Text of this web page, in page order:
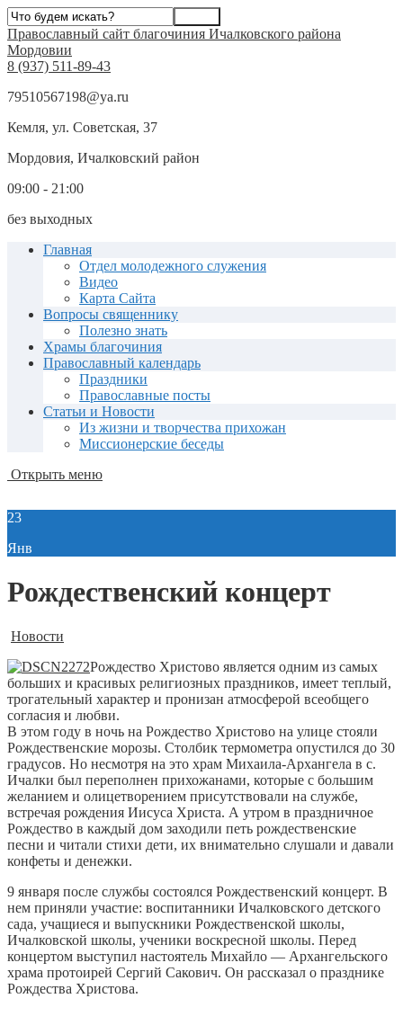
Православный сайт благочиния Ичалковского района
Мордовии
8 (937) 511-89-43
79510567198@ya.ru
Кемля, ул. Советская, 37
Мордовия, Ичалковский район
09:00 - 21:00
без выходных
Главная
Отдел молодежного служения
Видео
Карта Сайта
Вопросы священнику
Полезно знать
Храмы благочиния
Православный календарь
Праздники
Православные посты
Статьи и Новости
Из жизни и творчества прихожан
Миссионерские беседы
Открыть меню
23
Янв
Рождественский концерт
Новости
Рождество Христово является одним из самых
больших и красивых религиозных праздников, имеет теплый,
трогательный характер и пронизан атмосферой всеобщего
согласия и любви.
В этом году в ночь на Рождество Христово на улице стояли
Рождественские морозы. Столбик термометра опустился до 30
градусов. Но несмотря на это храм Михаила-Архангела в с.
Ичалки был переполнен прихожанами, которые с большим
желанием и олицетворением присутствовали на службе,
встречая рождения Иисуса Христа. А утром в праздничное
Рождество в каждый дом заходили петь рождественские
песни и читали стихи дети, их внимательно слушали и давали
конфеты и денежки.
9 января после службы состоялся Рождественский концерт. В
нем приняли участие: воспитанники Ичалковского детского
сада, учащиеся и выпускники Рождественской школы,
Ичалковской школы, ученики воскресной школы. Перед
концертом выступил настоятель Михайло — Архангельского
храма протоирей Сергий Сакович. Он рассказал о празднике
Рождества Христова.